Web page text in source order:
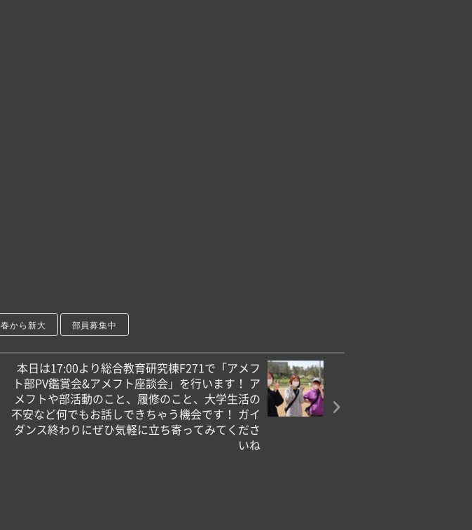
春から新大 部員募集中
本日は17:00より総合教育研究棟F271で「アメフ
ト部PV鑑賞会&アメフト座談会」を行います！ ア
メフトや部活動のこと、履修のこと、大学生活の
不安など何でもお話しできちゃう機会です！ ガイ
ダンス終わりにぜひ気軽に立ち寄ってみてくださ
いね